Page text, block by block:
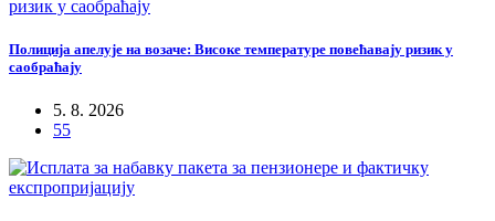
Полиција апелује на возаче: Високе температуре повећавају ризик у
саобраћају
5. 8. 2026
55